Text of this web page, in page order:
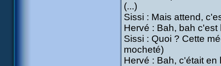
(...)
Sissi : Mais attend,
Hervé : Bah, bah
Sissi : Quoi ? Cette
mocheté)
Hervé : Bah, c'était en